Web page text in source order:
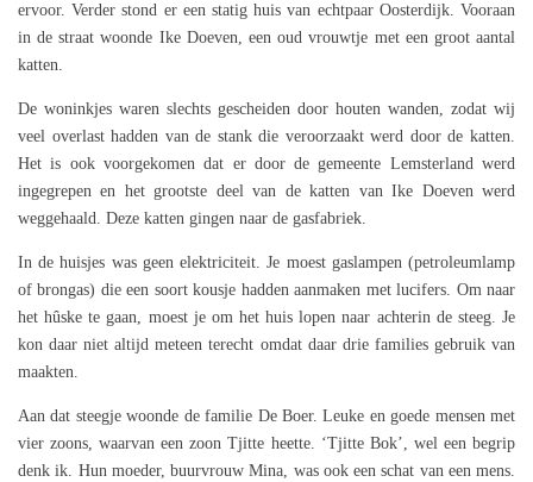
ervoor. Verder stond er een statig huis van echtpaar Oosterdijk. Vooraan
in de straat woonde Ike Doeven, een oud vrouwtje met een groot aantal
katten.
De woninkjes waren slechts gescheiden door houten wanden, zodat wij
veel overlast hadden van de stank die veroorzaakt werd door de katten.
Het is ook voorgekomen dat er door de gemeente Lemsterland werd
ingegrepen en het grootste deel van de katten van Ike Doeven werd
weggehaald. Deze katten gingen naar de gasfabriek.
In de huisjes was geen elektriciteit. Je moest gaslampen (petroleumlamp
of brongas) die een soort kousje hadden aanmaken met lucifers. Om naar
het hûske te gaan, moest je om het huis lopen naar achterin de steeg. Je
kon daar niet altijd meteen terecht omdat daar drie families gebruik van
maakten.
Aan dat steegje woonde de familie De Boer. Leuke en goede mensen met
vier zoons, waarvan een zoon Tjitte heette. ‘Tjitte Bok’, wel een begrip
denk ik. Hun moeder, buurvrouw Mina, was ook een schat van een mens.